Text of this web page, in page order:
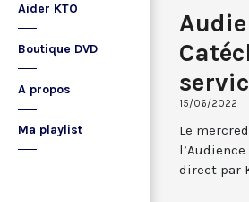
Aider KTO
Boutique DVD
A propos
Ma playlist
15/06/2022
Le
direct par